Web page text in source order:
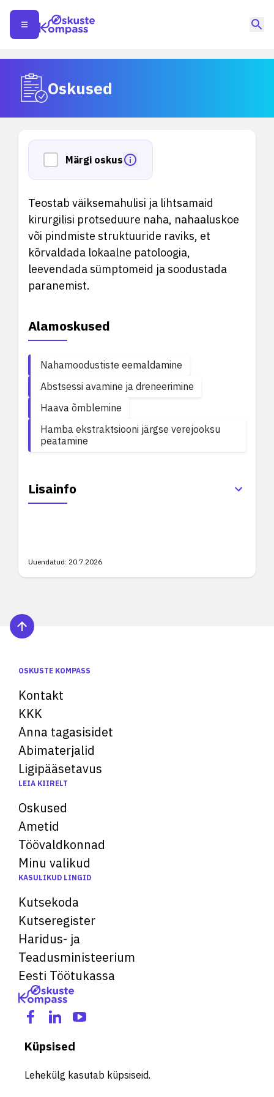
Oskused
Märgi oskus
Teostab väiksemahulisi ja lihtsamaid
kirurgilisi protseduure naha, nahaaluskoe
või pindmiste struktuuride raviks, et
kõrvaldada lokaalne patoloogia,
leevendada sümptomeid ja soodustada
paranemist.
Alamoskused
Nahamoodustiste eemaldamine
Abstsessi avamine ja dreneerimine
Haava õmblemine
Hamba ekstraktsiooni järgse verejooksu
peatamine
Lisainfo
Uuendatud: 20.7.2026
OSKUSTE KOMPASS
Kontakt
KKK
Anna tagasisidet
Abimaterjalid
Ligipääsetavus
LEIA KIIRELT
Oskused
Ametid
Töövaldkonnad
Minu valikud
KASULIKUD LINGID
Kutsekoda
Kutseregister
Haridus- ja
Teadusministeerium
Eesti Töötukassa
Küpsised
Lehekülg kasutab küpsiseid.